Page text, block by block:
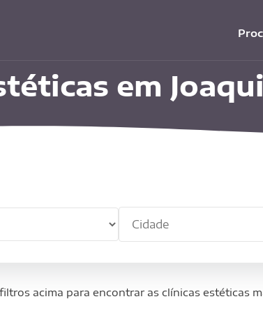
em
acima para encontrar as clínicas estéticas